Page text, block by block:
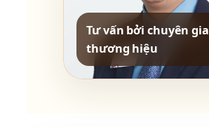
Tư vấn bởi chuyên gia
thương hiệu